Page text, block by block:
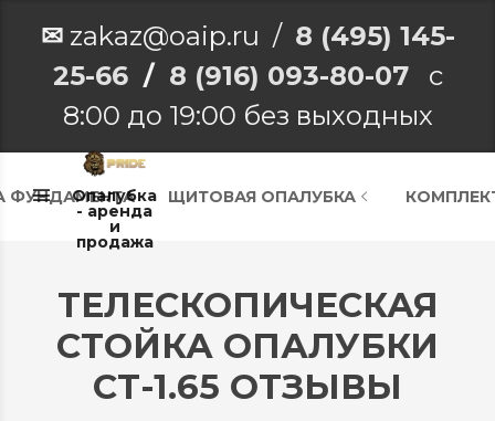
✉zakaz@oaip.ru / 8 (495) 145-
25-66/ 8 (916) 093-80-07с
8:00 до 19:00 без выходных
Опалубка
- аренда
и
продажа
ФУНДАМЕНТА ЩИТОВАЯ ОПАЛУБКА
ТЕЛЕСКОПИЧЕСКАЯ
СТОЙКА ОПАЛУБКИ
СТ-1.65 ОТЗЫВЫ